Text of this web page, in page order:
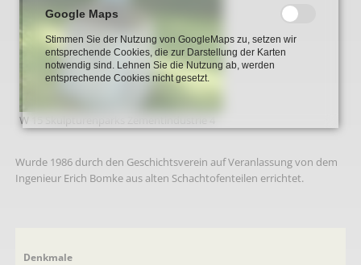
W 15 Skulpturenparks Zementindustrie 4
Wurde 1986 durch den Geschichtsverein auf Veranlassung von dem
Ingenieur Erich Bomke aus alten Schachtofenteilen errichtet.
Navigation
Denkmale
Google Maps
Stimmen Sie der Nutzung von GoogleMaps zu, setzen wir
entsprechende Cookies, die zur Darstellung der Karten
notwendig sind. Lehnen Sie die Nutzung ab, werden
entsprechende Cookies nicht gesetzt.